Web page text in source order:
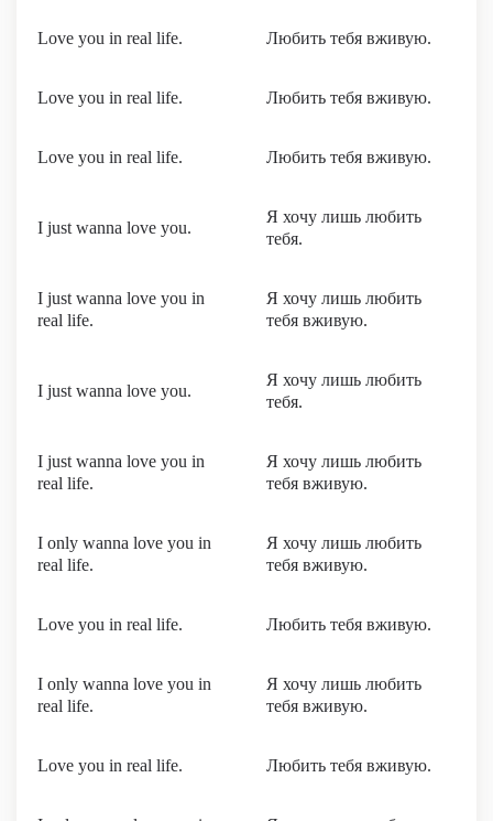
Love you in real life. Любить тебя вживую.
Love you in real life. Любить тебя вживую.
Love you in real life. Любить тебя вживую.
I just wanna love you.
Я хочу лишь любить
тебя.
I just wanna love you in
real life.
Я хочу лишь любить
тебя вживую.
I just wanna love you.
Я хочу лишь любить
тебя.
I just wanna love you in
real life.
Я хочу лишь любить
тебя вживую.
I only wanna love you in
real life.
Я хочу лишь любить
тебя вживую.
Love you in real life. Любить тебя вживую.
I only wanna love you in
real life.
Я хочу лишь любить
тебя вживую.
Love you in real life. Любить тебя вживую.